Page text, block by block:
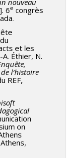
6e congrès
et les
Éthier, N.
l’histoire
REF,
on